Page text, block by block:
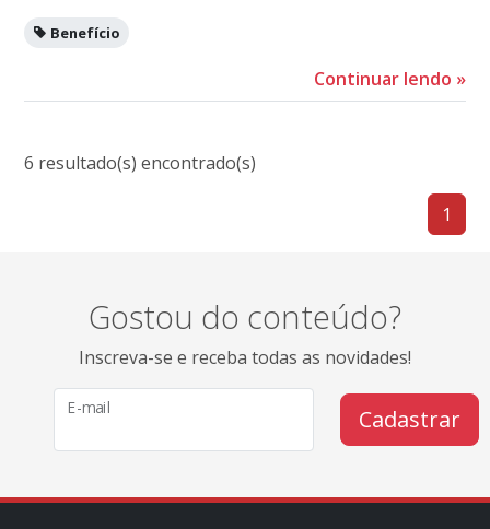
Benefício
Continuar lendo »
6 resultado(s) encontrado(s)
1
Gostou do conteúdo?
Inscreva-se e receba todas as novidades!
E-mail Cadastrar